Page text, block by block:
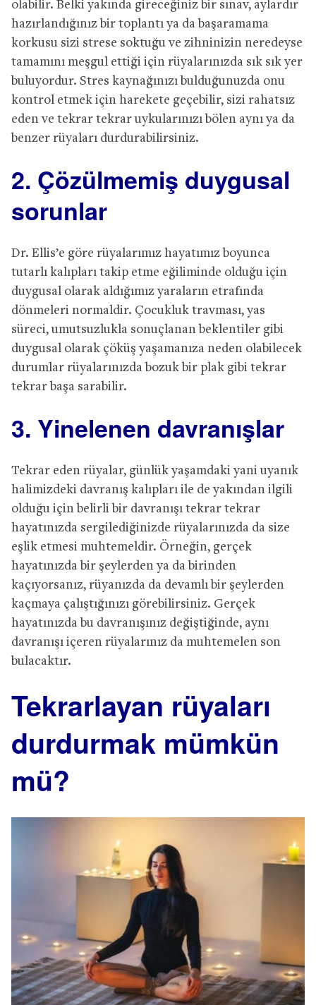
olabilir. Belki yakında gireceğiniz bir sınav, aylardır
hazırlandığınız bir toplantı ya da başaramama
korkusu sizi strese soktuğu ve zihninizin neredeyse
tamamını meşgul ettiği için rüyalarınızda sık sık yer
buluyordur. Stres kaynağınızı bulduğunuzda onu
kontrol etmek için harekete geçebilir, sizi rahatsız
eden ve tekrar tekrar uykularınızı bölen aynı ya da
benzer rüyaları durdurabilirsiniz.
2. Çözülmemiş duygusal
sorunlar
Dr. Ellis’e göre rüyalarımız hayatımız boyunca
tutarlı kalıpları takip etme eğiliminde olduğu için
duygusal olarak aldığımız yaraların etrafında
dönmeleri normaldir. Çocukluk travması, yas
süreci, umutsuzlukla sonuçlanan beklentiler gibi
duygusal olarak çöküş yaşamanıza neden olabilecek
durumlar rüyalarınızda bozuk bir plak gibi tekrar
tekrar başa sarabilir.
3. Yinelenen davranışlar
Tekrar eden rüyalar, günlük yaşamdaki yani uyanık
halimizdeki davranış kalıpları ile de yakından ilgili
olduğu için belirli bir davranışı tekrar tekrar
hayatınızda sergilediğinizde rüyalarınızda da size
eşlik etmesi muhtemeldir. Örneğin, gerçek
hayatınızda bir şeylerden ya da birinden
kaçıyorsanız, rüyanızda da devamlı bir şeylerden
kaçmaya çalıştığınızı görebilirsiniz. Gerçek
hayatınızda bu davranışınız değiştiğinde, aynı
davranışı içeren rüyalarınız da muhtemelen son
bulacaktır.
Tekrarlayan rüyaları
durdurmak mümkün
mü?